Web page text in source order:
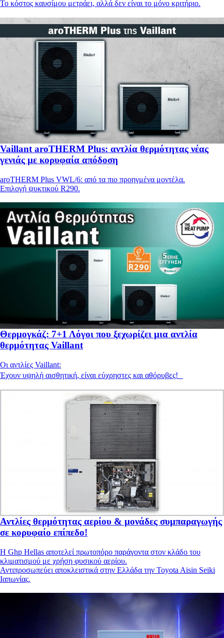
Το κόστος καυσίμου μετράει, αλλά δεν είναι το μόνο κριτήριο.
Vaillant aroTHERM Plus: αντλία θερμότητας νέας
γενιάς με κορυφαία απόδοση
aroTHERM Plus VWL/6: από τα πιο προηγμένα μοντέλα.
Επιλογή ψυκτικού R290.
Θερμογκάζ: 7+1 Λόγοι που ξεχωρίζει μια αντλία
θερμότητας Vaillant
Οι αντλίες Vaillant:
Έχουν υψηλή αισθητική, είναι εύχρηστες και αθόρυβες!
Αντλίες θερμότητας αερίου & μονάδες συμπαραγωγής
σε κορυφαίο επίπεδο!
Η Ghp Hellas αποτελεί πρωτοπόρο παράγοντα στον κλάδο του
κλιματισμού με χρήση φυσικού αερίου.
Αντιπροσωπεύει αποκλειστικά στην Ελλάδα την Toyota Aisin Seiki
Ιαπωνίας.